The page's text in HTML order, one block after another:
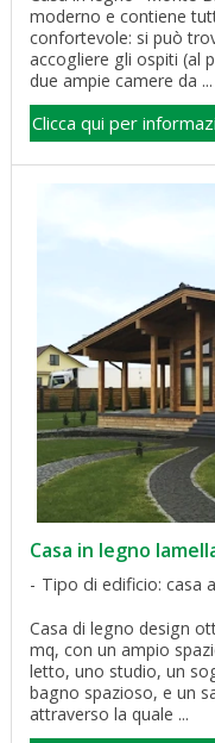
moderno e contiene
confortevole: si può
accogliere gli ospiti (al
due ampie camere da ...
Clicca qui per
Casa in legno
Tipo di edificio: casa
Casa di legno design
mq, con un ampio
letto, uno studio, un
bagno spazioso, e un
attraverso la quale ...